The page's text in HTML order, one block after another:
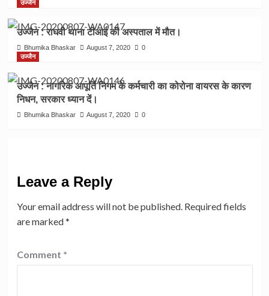
उज्जैन
उज्जैन : राघवी थाना टीआई की अस्पताल में मौत।
Bhumika Bhaskar August 7, 2020
0
उज्जैन
उज्जैन : नागरिक आपूर्ति निगम के कर्मचारी का कोरोना वायरस के कारण
निधन, सरकार ध्यान दें।
Bhumika Bhaskar August 7, 2020 0
Leave a Reply
Your email address will not be published. Required fields
are marked*
Comment *